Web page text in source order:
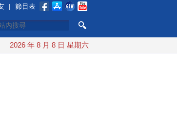
| 節目表
灣 最快9日可能登陸中國
2026 年 8 月 8 日 星期六